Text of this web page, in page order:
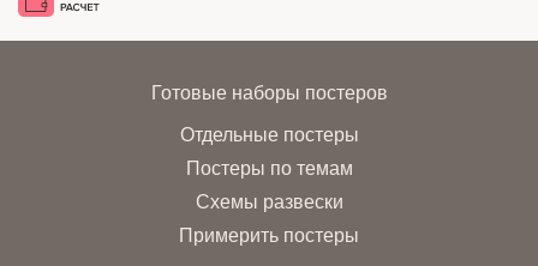
Готовые наборы постеров
Отдельные постеры
Постеры по темам
Схемы развески
Примерить постеры